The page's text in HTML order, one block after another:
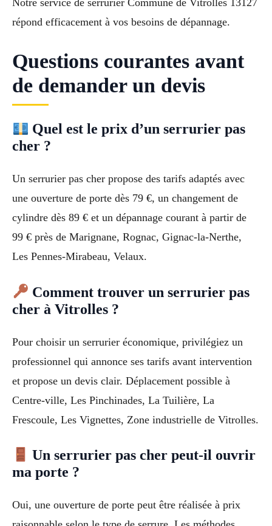
répond efficacement à vos besoins de dépannage.
Questions courantes avant
de demander un devis
Quel est le prix d’un serrurier pas
cher ?
Un serrurier pas cher propose des tarifs adaptés avec
une ouverture de porte dès 79 €, un changement de
cylindre dès 89 € et un dépannage courant à partir de
99 € près de Marignane, Rognac, Gignac-la-Nerthe,
Les Pennes-Mirabeau, Velaux.
Comment trouver un serrurier pas
cher à Vitrolles ?
Pour choisir un serrurier économique, privilégiez un
professionnel qui annonce ses tarifs avant intervention
et propose un devis clair. Déplacement possible à
Centre-ville, Les Pinchinades, La Tuilière, La
Frescoule, Les Vignettes, Zone industrielle de Vitrolles.
Un serrurier pas cher peut-il ouvrir
ma porte ?
Oui, une ouverture de porte peut être réalisée à prix